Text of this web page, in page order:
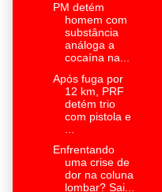
PM detém
homem com
substância
análoga a
cocaína na...
Após fuga por
12 km, PRF
detém trio
com pistola e
Enfrentando
uma crise de
dor na coluna
lombar? Sai...